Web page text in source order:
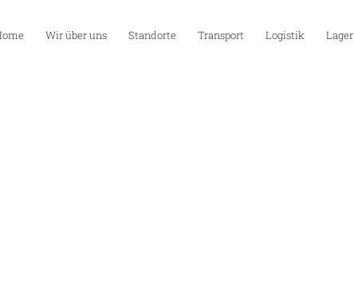
Wir über uns Standorte Transport Logistik Lager